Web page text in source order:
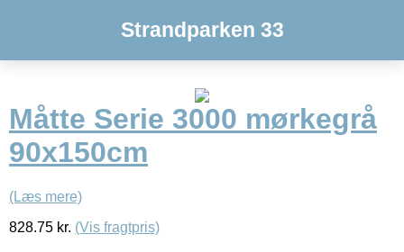
Strandparken 33
Måtte Serie 3000 mørkegrå
90x150cm
(Læs mere)
828.75 kr. (Vis fragtpris)